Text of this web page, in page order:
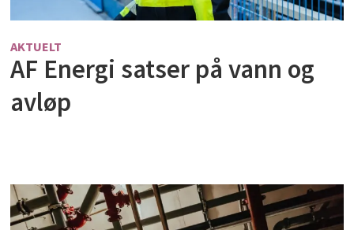
AKTUELT
AF Energi satser på vann og
avløp